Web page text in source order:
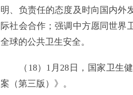
明、负责任的态度及时向国内外
际社会合作；强调中方愿同世界
全球的公共卫生安全。
（18）1月28日，国家卫生健
案（第三版）》。